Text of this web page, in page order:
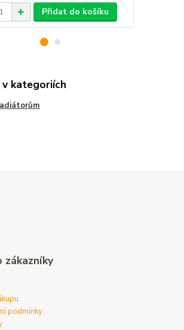
Přidat do košíku
kategoriích
zákazníky
podmínky